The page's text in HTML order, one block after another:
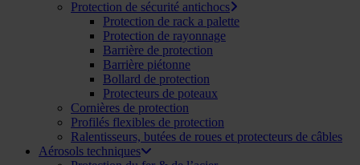
Protection de sécurité antichocs
Protection de rack a palette
Protection de rayonnage
Barrière de protection
Barrière piétonne
Bollard de protection
Protecteurs de poteaux
Cornières de protection
Profilés flexibles de protection
Ralentisseurs, butées de roues et protecteurs de câbles
Aérosols techniques